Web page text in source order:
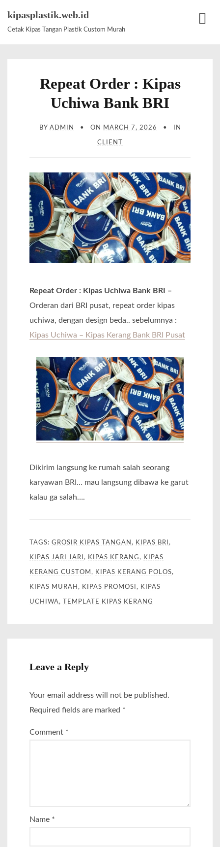
kipasplastik.web.id
Cetak Kipas Tangan Plastik Custom Murah
Repeat Order : Kipas
Uchiwa Bank BRI
BY ADMIN ON MARCH 7, 2026 IN
CLIENT
Repeat Order : Kipas Uchiwa Bank BRI –
Orderan dari BRI pusat, repeat order kipas
uchiwa, dengan design beda.. sebelumnya :
Kipas Uchiwa – Kipas Kerang Bank BRI Pusat
Dikirim langsung ke rumah salah seorang
karyawan BRI… mau langsung dibawa ke garut
kalau ga salah….
TAGS: GROSIR KIPAS TANGAN , KIPAS BRI ,
KIPAS JARI JARI , KIPAS KERANG , KIPAS
KERANG CUSTOM , KIPAS KERANG POLOS,
KIPAS MURAH , KIPAS PROMOSI , KIPAS
UCHIWA, TEMPLATE KIPAS KERANG
Leave a Reply
Your email address will not be published.
Required fields are marked *
Comment *
Name *